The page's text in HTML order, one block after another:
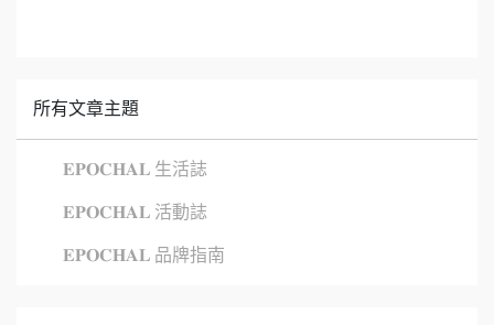
所有文章主題
𝐄𝐏𝐎𝐂𝐇𝐀𝐋 生活誌
𝐄𝐏𝐎𝐂𝐇𝐀𝐋 活動誌
𝐄𝐏𝐎𝐂𝐇𝐀𝐋 品牌指南